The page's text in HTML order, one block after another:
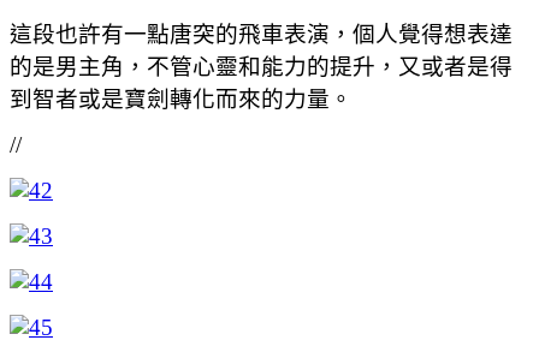
這段也許有一點唐突的飛車表演，個人覺得想表達
的是男主角，不管心靈和能力的提升，又或者是得
到智者或是寶劍轉化而來的力量。
//